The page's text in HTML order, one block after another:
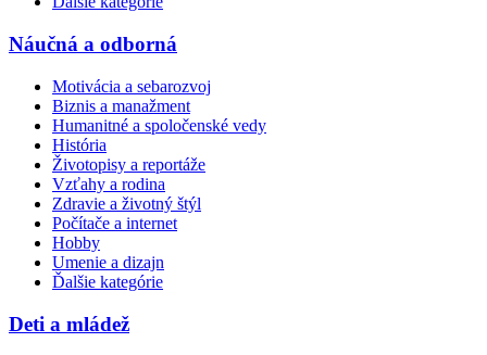
Náučná a odborná
Motivácia a sebarozvoj
Biznis a manažment
Humanitné a spoločenské vedy
História
Životopisy a reportáže
Vzťahy a rodina
Zdravie a životný štýl
Počítače a internet
Hobby
Umenie a dizajn
Ďalšie kategórie
Deti a mládež